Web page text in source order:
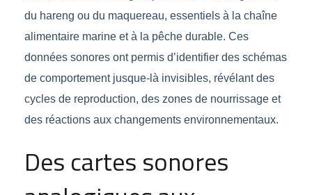
du hareng ou du maquereau, essentiels à la chaîne
alimentaire marine et à la pêche durable. Ces
données sonores ont permis d’identifier des schémas
de comportement jusque-là invisibles, révélant des
cycles de reproduction, des zones de nourrissage et
des réactions aux changements environnementaux.
Des cartes sonores